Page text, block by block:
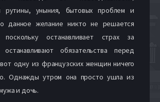
рутины, уныния, бытовых проблем и
данное желание никто не решается
поскольку останавливает страх за
останавливают обязательства перед
одну из французских женщин ничего
Однажды утром она просто ушла из
и дочь.